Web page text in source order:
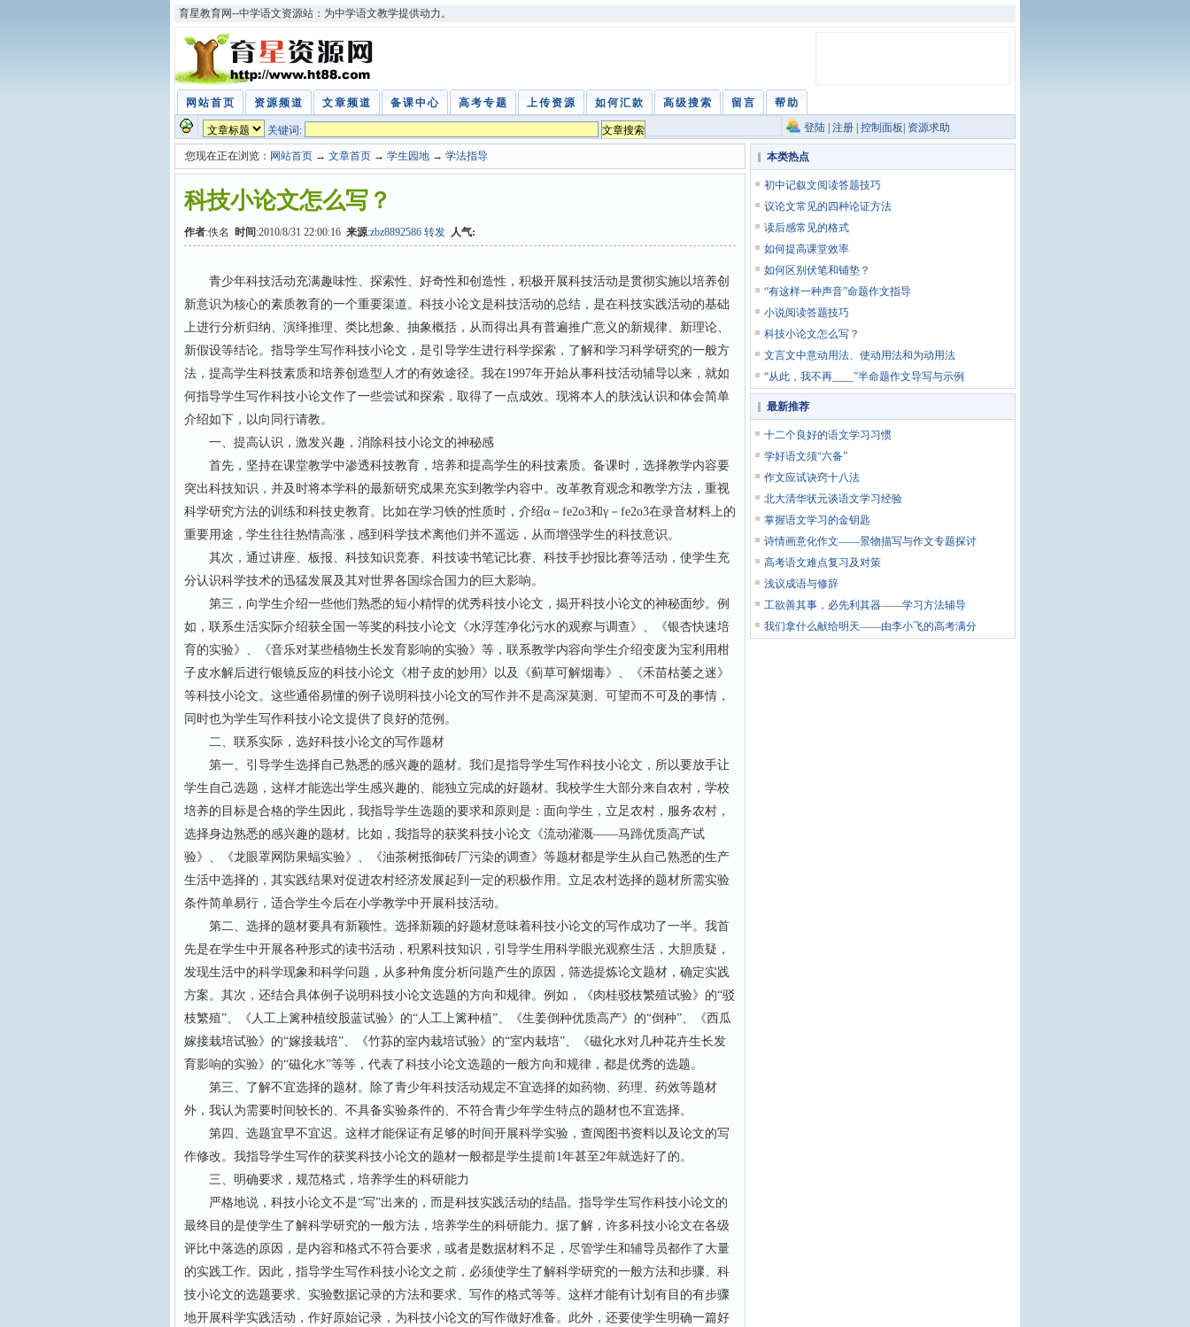
育星教育网--中学语文资源站：为中学语文教学提供动力。
网站首页 资源频道 文章频道 备课中心 高考专题 上传资源 如何汇款 高级搜索 留言 帮助
关键词: 登陆 注册 控制面板 资源求助
您现在正在浏览： 网站首页 → 文章首页 → 学生园地 → 学法指导
科技小论文怎么写？
作者:佚名 时间 :2010/8/31 22:00:16 来源:zbz8892586 转发 人气:
青少年科技活动充满趣味性、探索性、好奇性和创造性，积极开展科技活动是贯彻实施以培养创
新意识为核心的素质教育的一个重要渠道。科技小论文是科技活动的总结，是在科技实践活动的基础
上进行分析归纳、演绎推理、类比想象、抽象概括，从而得出具有普遍推广意义的新规律、新理论、
新假设等结论。指导学生写作科技小论文，是引导学生进行科学探索，了解和学习科学研究的一般方
法，提高学生科技素质和培养创造型人才的有效途径。我在1997年开始从事科技活动辅导以来，就如
何指导学生写作科技小论文作了一些尝试和探索，取得了一点成效。现将本人的肤浅认识和体会简单
介绍如下，以向同行请教。
一、提高认识，激发兴趣，消除科技小论文的神秘感
首先，坚持在课堂教学中渗透科技教育，培养和提高学生的科技素质。备课时，选择教学内容要
突出科技知识，并及时将本学科的最新研究成果充实到教学内容中。改革教育观念和教学方法，重视
科学研究方法的训练和科技史教育。比如在学习铁的性质时，介绍α－fe2o3和γ－fe2o3在录音材料上的
重要用途，学生往往热情高涨，感到科学技术离他们并不遥远，从而增强学生的科技意识。
其次，通过讲座、板报、科技知识竞赛、科技读书笔记比赛、科技手抄报比赛等活动，使学生充
分认识科学技术的迅猛发展及其对世界各国综合国力的巨大影响。
第三，向学生介绍一些他们熟悉的短小精悍的优秀科技小论文，揭开科技小论文的神秘面纱。例
如，联系生活实际介绍获全国一等奖的科技小论文《水浮莲净化污水的观察与调查》、《银杏快速培
育的实验》、《音乐对某些植物生长发育影响的实验》等，联系教学内容向学生介绍变废为宝利用柑
子皮水解后进行银镜反应的科技小论文《柑子皮的妙用》以及《蓟草可解烟毒》、《禾苗枯萎之迷》
等科技小论文。这些通俗易懂的例子说明科技小论文的写作并不是高深莫测、可望而不可及的事情，
同时也为学生写作科技小论文提供了良好的范例。
二、联系实际，选好科技小论文的写作题材
第一、引导学生选择自己熟悉的感兴趣的题材。我们是指导学生写作科技小论文，所以要放手让
学生自己选题，这样才能选出学生感兴趣的、能独立完成的好题材。我校学生大部分来自农村，学校
培养的目标是合格的学生因此，我指导学生选题的要求和原则是：面向学生，立足农村，服务农村，
选择身边熟悉的感兴趣的题材。比如，我指导的获奖科技小论文《流动灌溉——马蹄优质高产试
验》、《龙眼罩网防果蝠实验》、《油茶树抵御砖厂污染的调查》等题材都是学生从自己熟悉的生产
生活中选择的，其实践结果对促进农村经济发展起到一定的积极作用。立足农村选择的题材所需实验
条件简单易行，适合学生今后在小学教学中开展科技活动。
第二、选择的题材要具有新颖性。选择新颖的好题材意味着科技小论文的写作成功了一半。我首
先是在学生中开展各种形式的读书活动，积累科技知识，引导学生用科学眼光观察生活，大胆质疑，
发现生活中的科学现象和科学问题，从多种角度分析问题产生的原因，筛选提炼论文题材，确定实践
方案。其次，还结合具体例子说明科技小论文选题的方向和规律。例如，《肉桂驳枝繁殖试验》的“驳
枝繁殖”、《人工上篱种植绞股蓝试验》的“人工上篱种植”、《生姜倒种优质高产》的“倒种”、《西瓜
嫁接栽培试验》的“嫁接栽培”、《竹荪的室内栽培试验》的“室内栽培”、《磁化水对几种花卉生长发
育影响的实验》的“磁化水”等等，代表了科技小论文选题的一般方向和规律，都是优秀的选题。
第三、了解不宜选择的题材。除了青少年科技活动规定不宜选择的如药物、药理、药效等题材
外，我认为需要时间较长的、不具备实验条件的、不符合青少年学生特点的题材也不宜选择。
第四、选题宜早不宜迟。这样才能保证有足够的时间开展科学实验，查阅图书资料以及论文的写
作修改。我指导学生写作的获奖科技小论文的题材一般都是学生提前1年甚至2年就选好了的。
三、明确要求，规范格式，培养学生的科研能力
严格地说，科技小论文不是“写”出来的，而是科技实践活动的结晶。指导学生写作科技小论文的
最终目的是使学生了解科学研究的一般方法，培养学生的科研能力。据了解，许多科技小论文在各级
评比中落选的原因，是内容和格式不符合要求，或者是数据材料不足，尽管学生和辅导员都作了大量
的实践工作。因此，指导学生写作科技小论文之前，必须使学生了解科学研究的一般方法和步骤、科
技小论文的选题要求、实验数据记录的方法和要求、写作的格式等等。这样才能有计划有目的有步骤
地开展科学实践活动，作好原始记录，为科技小论文的写作做好准备。此外，还要使学生明确一篇好
本类热点
初中记叙文阅读答题技巧
议论文常见的四种论证方法
读后感常见的格式
如何提高课堂效率
如何区别伏笔和铺垫？
“有这样一种声音”命题作文指导
小说阅读答题技巧
科技小论文怎么写？
文言文中意动用法、使动用法和为动用法
“从此，我不再____”半命题作文导写与示例
最新推荐
十二个良好的语文学习习惯
学好语文须“六备”
作文应试诀窍十八法
北大清华状元谈语文学习经验
掌握语文学习的金钥匙
诗情画意化作文——景物描写与作文专题探讨
高考语文难点复习及对策
浅议成语与修辞
工欲善其事，必先利其器——学习方法辅导
我们拿什么献给明天——由李小飞的高考满分